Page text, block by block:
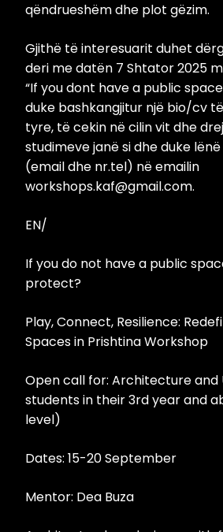
qëndrueshëm dhe plot gëzim.
Gjithë të interesuarit duhet
deri me datën 7 Shtator 2025
“If you dont have a public
duke bashkangjitur një bio/cv
tyre, të cekin në cilin vit dhe
studimeve janë si dhe duke
(email dhe nr.tel) në emailin
workshops.kaf@gmail.com.
EN/
If you do not have a public
protect?
Play, Connect, Resilience:
Spaces in Prishtina Workshop
Open call for: Architecture and
students in their 3rd year and
level)
Dates: 15-20 September
Mentor: Dea Buza